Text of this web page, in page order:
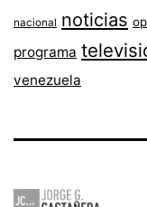
nacional noticias
programa
venezuela